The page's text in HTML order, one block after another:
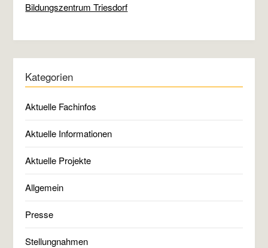
Bildungszentrum Triesdorf
Kategorien
Aktuelle Fachinfos
Aktuelle Informationen
Aktuelle Projekte
Allgemein
Presse
Stellungnahmen